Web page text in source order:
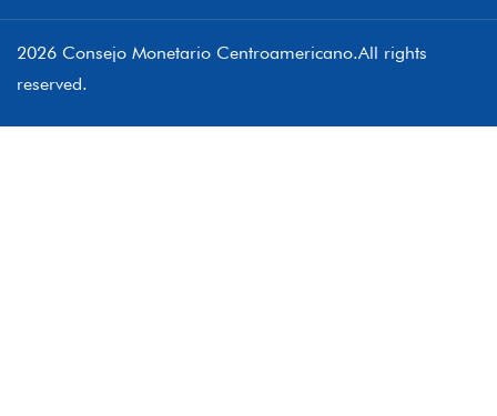
2026 Consejo Monetario Centroamericano.All rights
reserved.